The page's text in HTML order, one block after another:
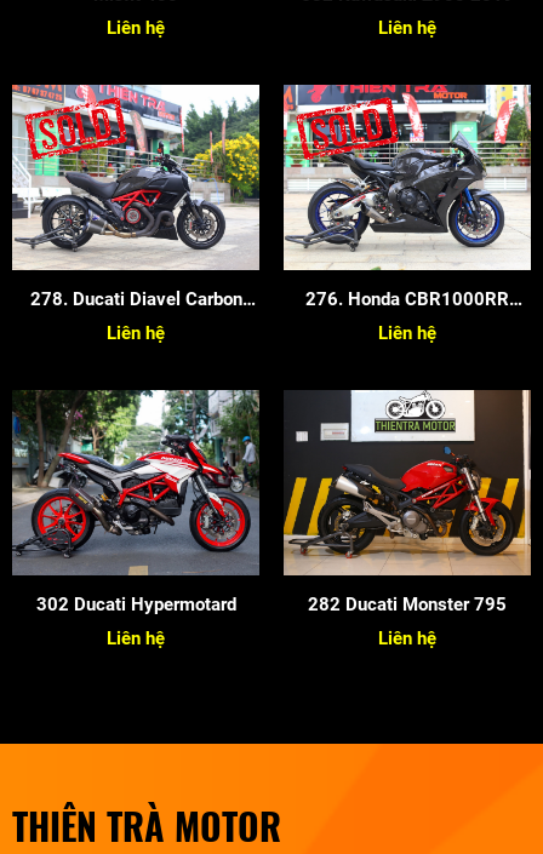
Liên hệ
Liên hệ
278. Ducati Diavel Carbon
2014
Liên hệ
276. Honda CBR1000RR
2015
Liên hệ
302 Ducati Hypermotard
Liên hệ
282 Ducati Monster 795
Liên hệ
THIÊN TRÀ MOTOR